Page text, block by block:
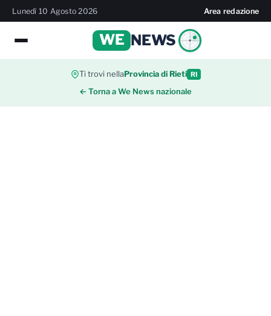
Lunedì 10 Agosto 2026 Area redazione
WE NEWS
Ti trovi nellaProvincia di Rieti RI
← Torna a We News nazionale